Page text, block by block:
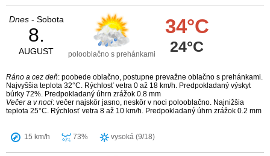
Dnes- Sobota
8.
AUGUST polooblačno s prehánkami
34°C
24°C
Ráno a cez deň: poobede oblačno, postupne prevažne oblačno s prehánkami.
Najvyššia teplota 32°C. Rýchlosť vetra 0 až 18 km/h. Predpokladaný výskyt
búrky 72%. Predpokladaný úhrn zrážok 0.8 mm
Večer a v noci: večer najskôr jasno, neskôr v noci polooblačno. Najnižšia
teplota 25°C. Rýchlosť vetra 8 až 10 km/h. Predpokladaný úhrn zrážok 0.2 mm
15 km/h 73% vysoká (9/18)